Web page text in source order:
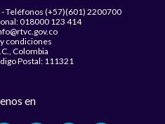
- Teléfonos (+57)(601) 2200700
018000 123 414
condiciones
Colombia
Postal: 111321
en